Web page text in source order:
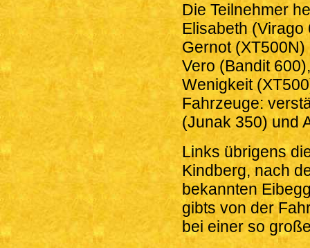
Die Teilnehmer
Elisabeth (Virago
Gernot
Vero (Bandit
Wenigkeit
Fahrzeuge:
(Junak 350) und
Links übrigens
Kindberg, nach
bekannten
gibts von der
bei einer so